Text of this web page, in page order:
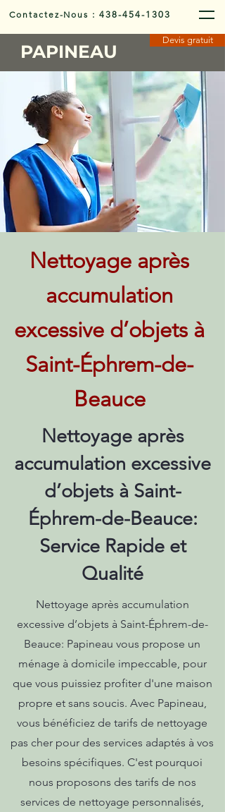
Contactez-Nous :438-454-1303
PAPINEAU
Devis gratuit
Nettoyage après
accumulation
excessive d’objets à
Saint-Éphrem-de-
Beauce
Nettoyage après
accumulation excessive
d’objets à Saint-
Éphrem-de-Beauce:
Service Rapide et
Qualité
Nettoyage après accumulation
excessive d’objets à Saint-Éphrem-de-
Beauce: Papineau vous propose un
ménage à domicile impeccable, pour
que vous puissiez profiter d'une maison
propre et sans soucis. Avec Papineau,
vous bénéficiez de tarifs de nettoyage
pas cher pour des services adaptés à vos
besoins spécifiques. C'est pourquoi
nous proposons des tarifs de nos
services de nettoyage personnalisés,